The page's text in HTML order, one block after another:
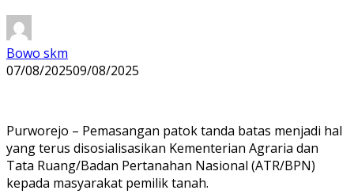
Bowo skm
07/08/202509/08/2025
Purworejo – Pemasangan patok tanda batas menjadi hal
yang terus disosialisasikan Kementerian Agraria dan
Tata Ruang/Badan Pertanahan Nasional (ATR/BPN)
kepada masyarakat pemilik tanah.